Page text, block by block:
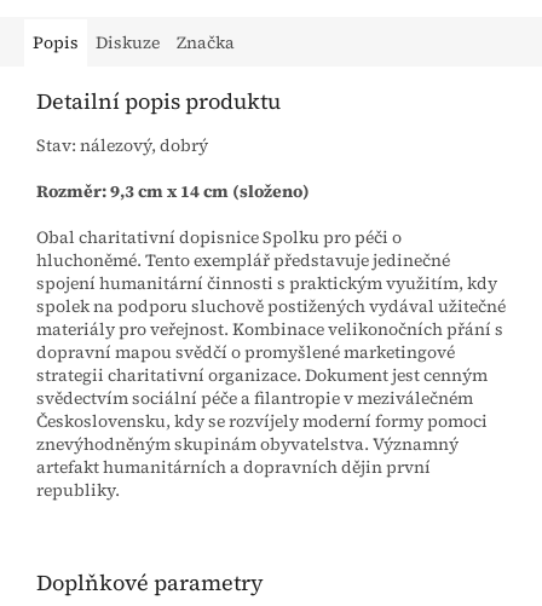
Popis Diskuze Značka
Detailní popis produktu
Stav: nálezový, dobrý
Rozměr: 9,3 cm x 14 cm (složeno)
Obal charitativní dopisnice Spolku pro péči o
hluchoněmé. Tento exemplář představuje jedinečné
spojení humanitární činnosti s praktickým využitím, kdy
spolek na podporu sluchově postižených vydával užitečné
materiály pro veřejnost. Kombinace velikonočních přání s
dopravní mapou svědčí o promyšlené marketingové
strategii charitativní organizace. Dokument jest cenným
svědectvím sociální péče a filantropie v meziválečném
Československu, kdy se rozvíjely moderní formy pomoci
znevýhodněným skupinám obyvatelstva. Významný
artefakt humanitárních a dopravních dějin první
republiky.
Doplňkové parametry